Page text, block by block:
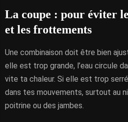
La coupe : pour éviter
et les frottements
Une combinaison doit être bien
elle est trop grande, l’eau circule
vite ta chaleur. Si elle est trop
dans tes mouvements, surtout au
poitrine ou des jambes.